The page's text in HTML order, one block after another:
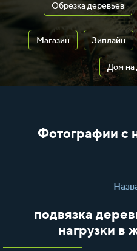
Обрезка деревьев
Магазин Зиплайн
Дом на
Фотографии с
подвязка
нагрузки в